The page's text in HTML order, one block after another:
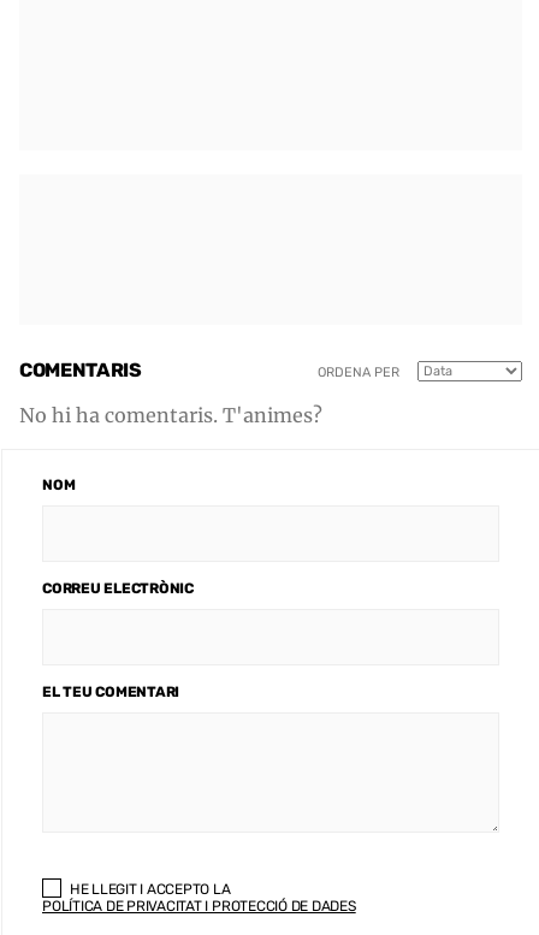
COMENTARIS ORDENA PER
No hi ha comentaris. T'animes?
NOM
CORREU ELECTRÒNIC
EL TEU COMENTARI
HE LLEGIT I ACCEPTO LA
POLÍTICA DE PRIVACITAT I PROTECCIÓ DE DADES